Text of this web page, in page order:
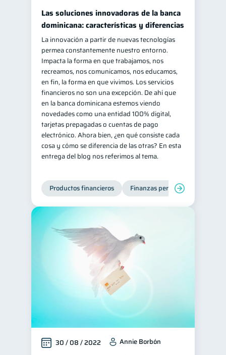
Mipymes
ahorro 1 Retiro 1
Doble sueldo
Gasto responsable 1
información financiera
Las soluciones innovadoras de la banca
dominicana: características y diferencias
La innovación a partir de nuevas tecnologías
permea constantemente nuestro entorno.
Impacta la forma en que trabajamos, nos
recreamos, nos comunicamos, nos educamos,
en fin, la forma en que vivimos. Los servicios
financieros no son una excepción. De ahí que
en la banca dominicana estemos viendo
novedades como una entidad 100% digital,
tarjetas prepagadas o cuentas de pago
electrónico. Ahora bien, ¿en qué consiste cada
cosa y cómo se diferencia de las otras? En esta
entrega del blog nos referimos al tema.
Productos financieros Finanzas personales
30 / 08 / 2022 Annie Borbón